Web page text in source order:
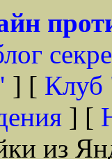
] [ Клуб
] [
из